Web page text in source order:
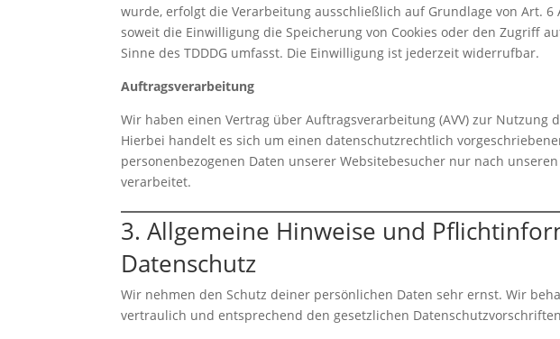
wurde, erfolgt die Verarbeitung ausschließlich auf Grundlage von Art. 6
soweit die Einwilligung die Speicherung von Cookies oder den Zugriff
Sinne des TDDDG umfasst. Die Einwilligung ist jederzeit widerrufbar.
Auftragsverarbeitung
Wir haben einen Vertrag über Auftragsverarbeitung (AVV) zur Nutzung
Hierbei handelt es sich um einen datenschutzrechtlich
personenbezogenen Daten unserer Websitebesucher nur nach
verarbeitet.
3. Allgemeine Hinweise und
Datenschutz
Wir nehmen den Schutz deiner persönlichen Daten sehr ernst. Wir
vertraulich und entsprechend den gesetzlichen